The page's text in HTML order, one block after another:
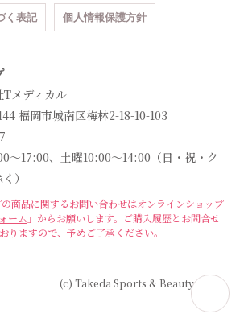
く表記 個人情報保護方針
メディカル
福岡市城南区梅林2-18-10-103
～17:00、土曜10:00～14:00（日・祝・ク
）
商品に関するお問い合わせはオンラインショップ
ーム 」からお願いします。 ご購入履歴とお問合せ
りますので、予めご了承ください。
(c) Takeda Sports & Beauty Clinic